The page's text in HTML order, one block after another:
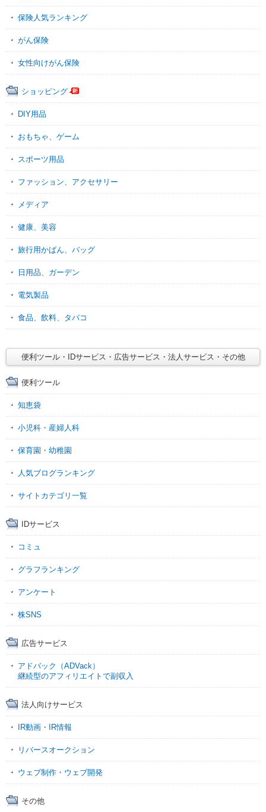
保険人気ランキング
がん保険
女性向けがん保険
ショッピング
DIY用品
おもちゃ、ゲーム
スポーツ用品
ファッション、アクセサリー
メディア
健康、美容
旅行用かばん、バッグ
日用品、ガーデン
電気製品
食品、飲料、タバコ
便利ツール・IDサービス・広告サービス・法人サービス・その他
便利ツール
知恵袋
小児科・産婦人科
保育園・幼稚園
人気ブログランキング
サイトカテゴリ一覧
IDサービス
コミュ
グラフランキング
アンケート
株SNS
広告サービス
アドバック（ADVack）
継続型のアフィリエイトで副収入
法人向けサービス
IR動画・IR情報
リバースオークション
ウェブ制作・ウェブ開発
その他